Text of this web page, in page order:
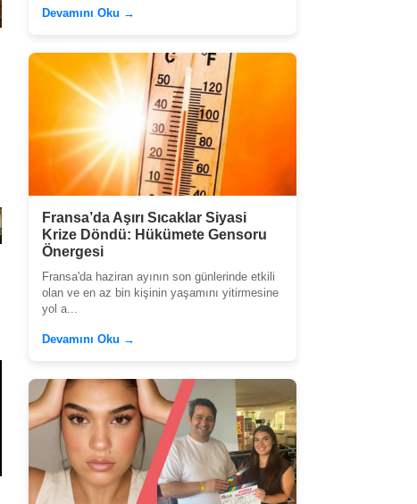
Devamını Oku →
Fransa’da Aşırı Sıcaklar Siyasi
Krize Döndü: Hükümete Gensoru
Önergesi
Fransa'da haziran ayının son günlerinde etkili
olan ve en az bin kişinin yaşamını yitirmesine
yol a...
Devamını Oku →